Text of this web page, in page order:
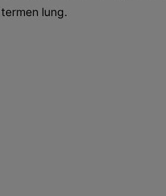
lung.